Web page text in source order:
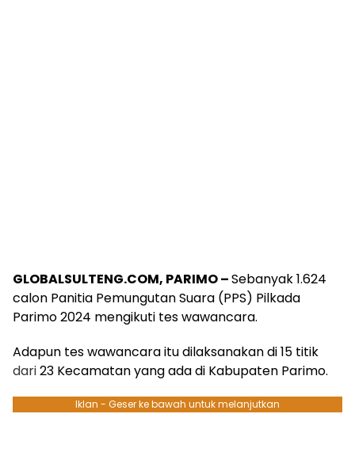
GLOBALSULTENG.COM, PARIMO –Sebanyak 1.624
calon Panitia Pemungutan Suara (PPS) Pilkada
Parimo 2024 mengikuti tes wawancara.
Adapun tes wawancara itu dilaksanakan di 15 titik
dari23 Kecamatan yang ada di Kabupaten Parimo.
Iklan - Geser ke bawah untuk melanjutkan